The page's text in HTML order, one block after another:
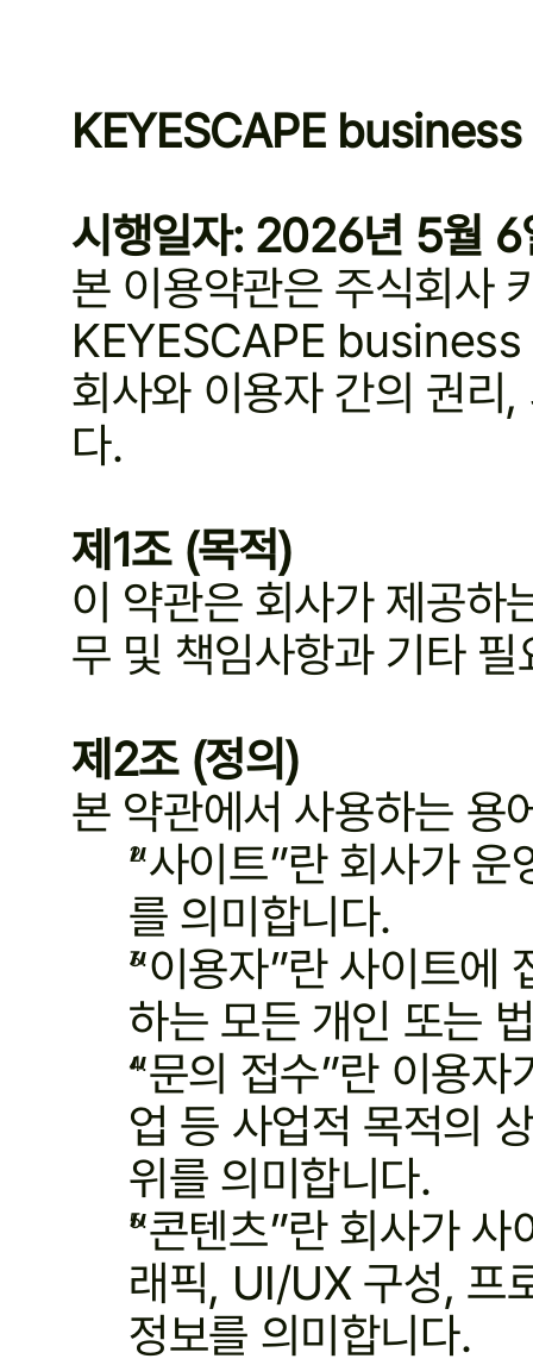
KEYESCAPE business
시행일자: 2026년 5월 6
본 이용약관은 주식회사
KEYESCAPE business
회사와 이용자 간의 권리
다.
제1조 (목적)
이 약관은 회사가 제공하
무 및 책임사항과 기타
제2조 (정의)
본 약관에서 사용하는 용
“사이트”란 회사가
를 의미합니다.
“이용자”란 사이트에
하는 모든 개인 또는
“문의 접수”란 이용
업 등 사업적 목적의
위를 의미합니다.
“콘텐츠”란 회사가
래픽, UI/UX 구성, 프
정보를 의미합니다.